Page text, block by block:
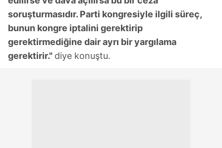
soruşturmasıdır. Parti kongresiyle ilgili süreç,
bunun kongre iptalini gerektirip
gerektirmediğine dair ayrı bir yargılama
gerektirir." diye konuştu.